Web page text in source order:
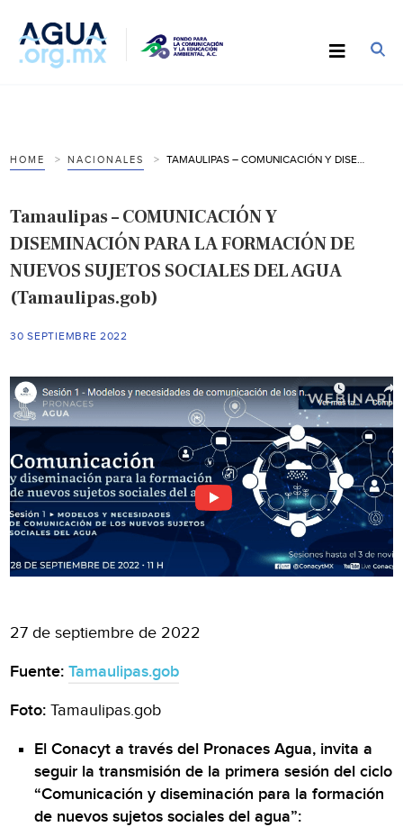
HOME NACIONALES
Tamaulipas – COMUNICACIÓN Y
DISEMINACIÓN PARA LA FORMACIÓN DE
NUEVOS SUJETOS SOCIALES DEL AGUA
(Tamaulipas.gob)
30 SEPTIEMBRE 2022
27 de septiembre de 2022
Fuente:Tamaulipas.gob
Foto:Tamaulipas.gob
El Conacyt a través del Pronaces Agua, invita a
seguir la transmisión de la primera sesión del ciclo
“Comunicación y diseminación para la formación
de nuevos sujetos sociales del agua”: